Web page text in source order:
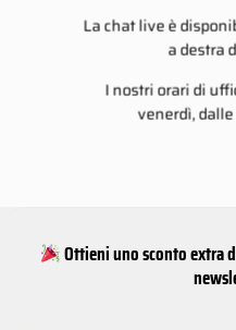
La chat live è
a destra
I nostri orari di
venerdì,
Ottieni uno sconto extra